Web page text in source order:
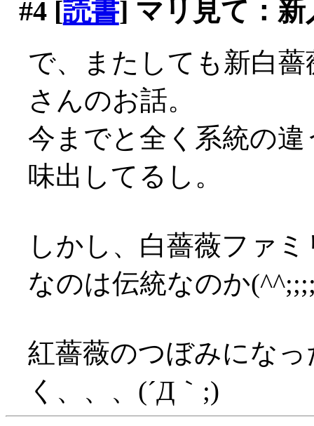
#4[読書] マリ見て：新
で、またしても新白
さんのお話。
今までと全く系統の
味出してるし。
しかし、白薔薇ファ
なのは伝統なのか
紅薔薇のつぼみにな
く、、、(´Д｀;)